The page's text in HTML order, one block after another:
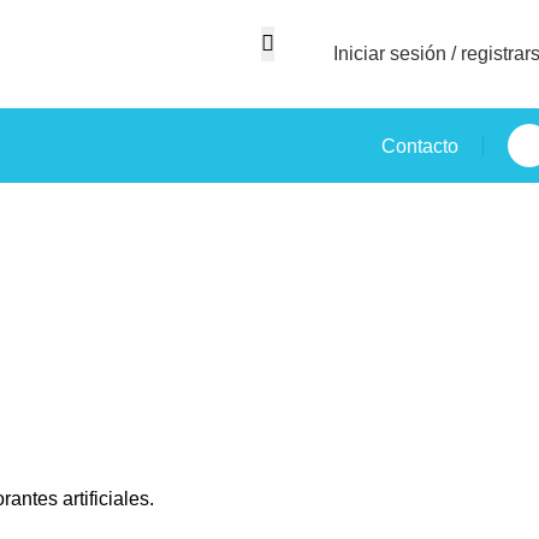
Iniciar sesión /
Contacto
artificiales.